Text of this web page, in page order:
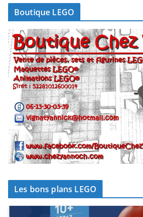
Boutique LEGO
Les bons plans LEGO